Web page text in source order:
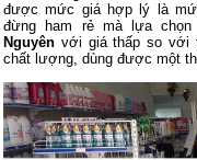
được mức giá hợp lý là
đừng ham rẻ mà lựa
Nguyên với giá thấp so với
chất lượng, dùng được một